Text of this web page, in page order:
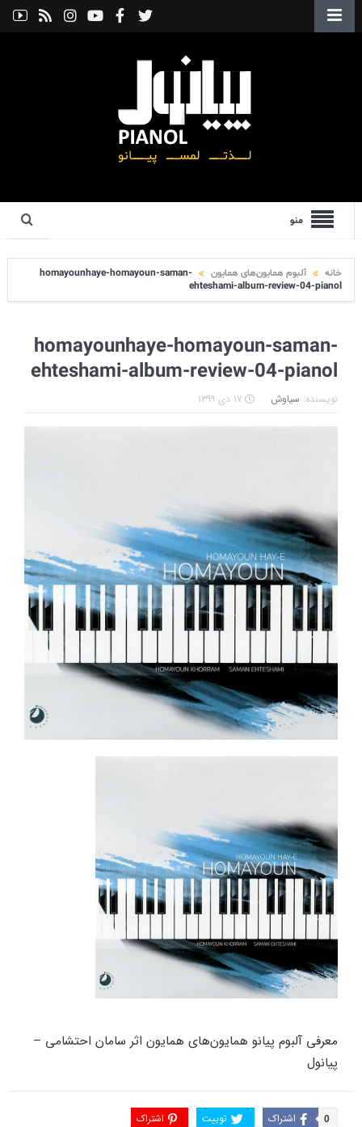
منو
خانه آلبوم همایون‌های همایون
homayounhaye-homayoun-saman-
ehteshami-album-review-04-pianol
homayounhaye-homayoun-saman-
ehteshami-album-review-04-pianol
نویسنده: سیاوش ۱۷ دی ۱۳۹۹
معرفی آلبوم پیانو همایون‌های همایون اثر سامان احتشامی –
پیانول
اشتراک 0 توییت اشتراک